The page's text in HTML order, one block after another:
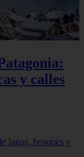
y calles